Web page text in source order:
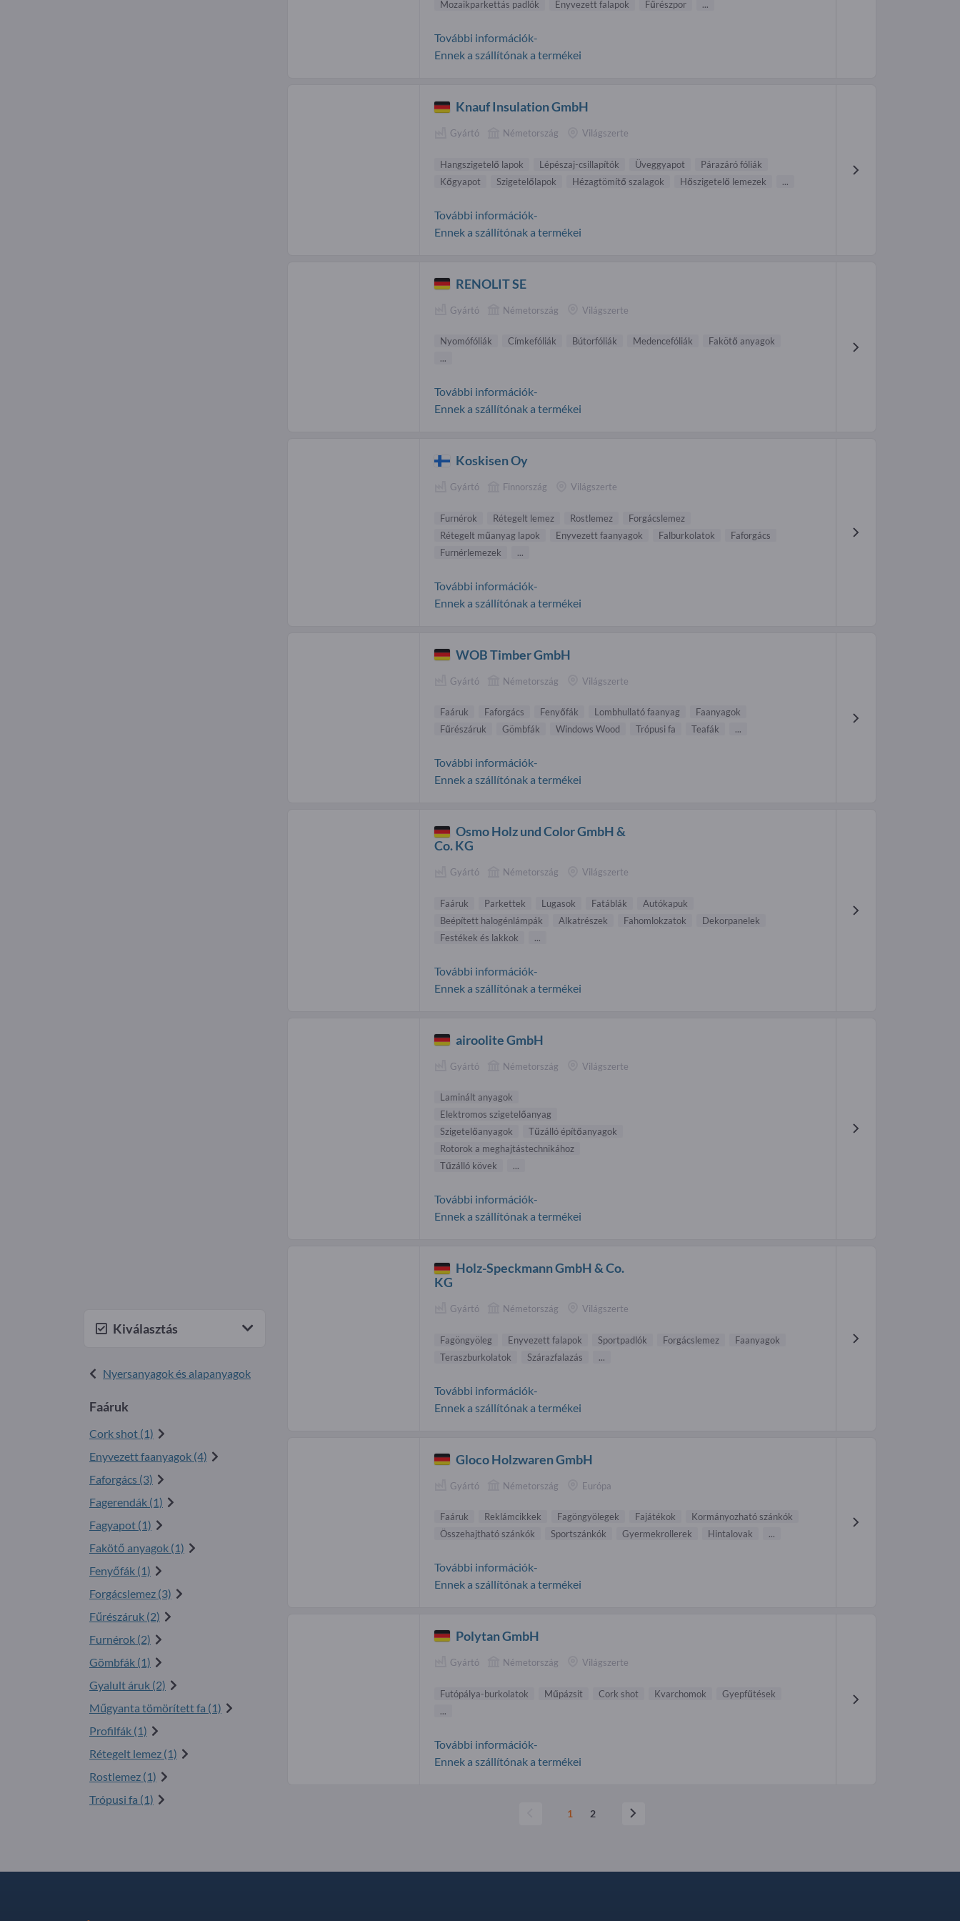
Kiválasztás
Nyersanyagok és alapanyagok
Faáruk
Cork shot (1)
Enyvezett faanyagok (4)
Faforgács (3)
Fagerendák (1)
Fagyapot (1)
Fakötő anyagok (1)
Fenyőfák (1)
Forgácslemez (3)
Fűrészáruk (2)
Furnérok (2)
Gömbfák (1)
Gyalult áruk (2)
Műgyanta tömörített fa (1)
Profilfák (1)
Rétegelt lemez (1)
Rostlemez (1)
Trópusi fa (1)
Mozaikparkettás padlók
Enyvezett falapok Fűrészpor ...
További információk-
Ennek a szállítónak a termékei
Knauf Insulation GmbH
Gyártó Németország Világszerte
Hangszigetelő lapok Lépészaj-csillapítók Üveggyapot
Párazáró fóliák
Kőgyapot
Szigetelőlapok Hézagtömítő szalagok Hőszigetelő lemezek ...
További információk-
Ennek a szállítónak a termékei
RENOLIT SE
Gyártó Németország Világszerte
Nyomófóliák Címkefóliák Bútorfóliák Medencefóliák
Fakötő anyagok
...
További információk-
Ennek a szállítónak a termékei
Koskisen Oy
Gyártó Finnország Világszerte
Furnérok Rétegelt lemez Rostlemez
Forgácslemez
Rétegelt műanyag lapok
Enyvezett faanyagok Falburkolatok
Faforgács
Furnérlemezek
...
További információk-
Ennek a szállítónak a termékei
WOB Timber GmbH
Gyártó Németország Világszerte
Faáruk Faforgács Fenyőfák Lombhullató faanyag
Faanyagok
Fűrészáruk
Gömbfák Windows Wood Trópusi fa Teafák ...
További információk-
Ennek a szállítónak a termékei
Osmo Holz und Color GmbH &
Co. KG
Gyártó Németország Világszerte
Faáruk Parkettek Lugasok Fatáblák
Autókapuk
Beépített halogénlámpák
Alkatrészek Fahomlokzatok
Dekorpanelek
Festékek és lakkok
...
További információk-
Ennek a szállítónak a termékei
airoolite GmbH
Gyártó Németország Világszerte
Laminált anyagok
Elektromos szigetelőanyag
Szigetelőanyagok
Tűzálló építőanyagok
Rotorok a meghajtástechnikához
Tűzálló kövek
...
További információk-
Ennek a szállítónak a termékei
Holz-Speckmann GmbH & Co.
KG
Gyártó Németország Világszerte
Fagöngyöleg Enyvezett falapok Sportpadlók Forgácslemez
Faanyagok
Teraszburkolatok
Szárazfalazás ...
További információk-
Ennek a szállítónak a termékei
Gloco Holzwaren GmbH
Gyártó Németország Európa
Faáruk Reklámcikkek Fagöngyölegek Fajátékok
Kormányozható szánkók
Összehajtható szánkók
Sportszánkók Gyermekrollerek Hintalovak ...
További információk-
Ennek a szállítónak a termékei
Polytan GmbH
Gyártó Németország Világszerte
Futópálya-burkolatok Műpázsit Cork shot Kvarchomok
Gyepfűtések
...
További információk-
Ennek a szállítónak a termékei
1 2